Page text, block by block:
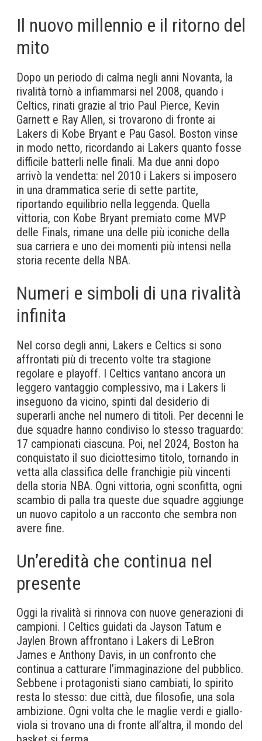
Il nuovo millennio e il ritorno del
mito
Dopo un periodo di calma negli anni Novanta, la
rivalità tornò a infiammarsi nel 2008, quando i
Celtics, rinati grazie al trio Paul Pierce, Kevin
Garnett e Ray Allen, si trovarono di fronte ai
Lakers di Kobe Bryant e Pau Gasol. Boston vinse
in modo netto, ricordando ai Lakers quanto fosse
difficile batterli nelle finali. Ma due anni dopo
arrivò la vendetta: nel 2010 i Lakers si imposero
in una drammatica serie di sette partite,
riportando equilibrio nella leggenda. Quella
vittoria, con Kobe Bryant premiato come MVP
delle Finals, rimane una delle più iconiche della
sua carriera e uno dei momenti più intensi nella
storia recente della NBA.
Numeri e simboli di una rivalità
infinita
Nel corso degli anni, Lakers e Celtics si sono
affrontati più di trecento volte tra stagione
regolare e playoff. I Celtics vantano ancora un
leggero vantaggio complessivo, ma i Lakers li
inseguono da vicino, spinti dal desiderio di
superarli anche nel numero di titoli. Per decenni le
due squadre hanno condiviso lo stesso traguardo:
17 campionati ciascuna. Poi, nel 2024, Boston ha
conquistato il suo diciottesimo titolo, tornando in
vetta alla classifica delle franchigie più vincenti
della storia NBA. Ogni vittoria, ogni sconfitta, ogni
scambio di palla tra queste due squadre aggiunge
un nuovo capitolo a un racconto che sembra non
avere fine.
Un’eredità che continua nel
presente
Oggi la rivalità si rinnova con nuove generazioni di
campioni. I Celtics guidati da Jayson Tatum e
Jaylen Brown affrontano i Lakers di LeBron
James e Anthony Davis, in un confronto che
continua a catturare l’immaginazione del pubblico.
Sebbene i protagonisti siano cambiati, lo spirito
resta lo stesso: due città, due filosofie, una sola
ambizione. Ogni volta che le maglie verdi e giallo-
viola si trovano una di fronte all’altra, il mondo del